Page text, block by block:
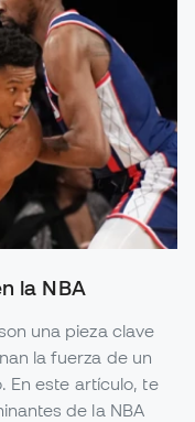
la NBA
una pieza clave
la fuerza de un
En este artículo, te
de la NBA